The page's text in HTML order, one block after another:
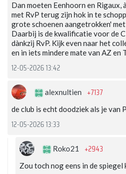
Dan moeten Eenhoorn en Rigaux,
met RvP terug zijn hok in te
grote schoenen aangetrokken'
Daarbij is de kwalificatie voor de
dànkzij RvP. Kijk even naar het
en in iets mindere mate van AZ en
12-05-2026 13:42
alexnultien +7137
de club is echt doodziek als je van
12-05-2026 13:33
Roko21 +2943
Zou toch nog eens in de spiegel